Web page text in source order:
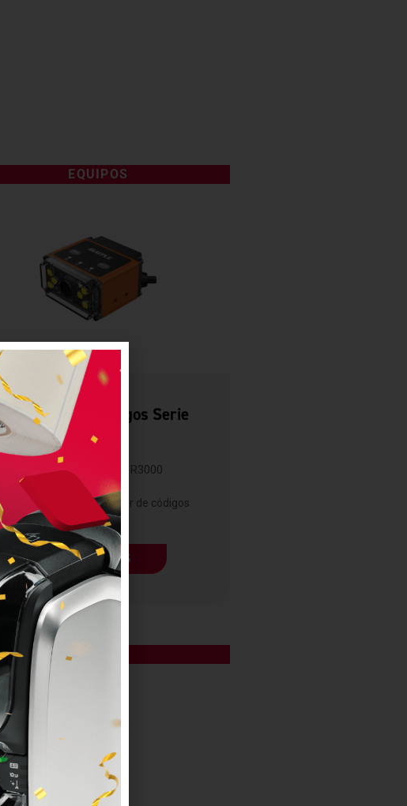
EQUIPOS
Lectores De Códigos Serie
R3000
Irayple Serie R3000
La serie 3000 es un lector de códigos
de...
LEER MÁS
EQUIPOS